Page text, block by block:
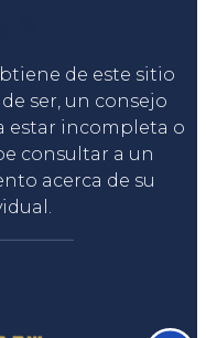
de este sitio
ser, un consejo
estar incompleta o
consultar a un
acerca de su